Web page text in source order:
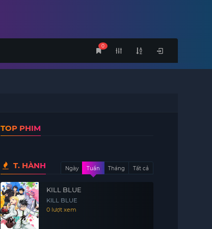
0
TOP PHIM
T. HÀNH Ngày Tuần Tháng Tất cả
KILL BLUE
KILL BLUE
0 lượt xem